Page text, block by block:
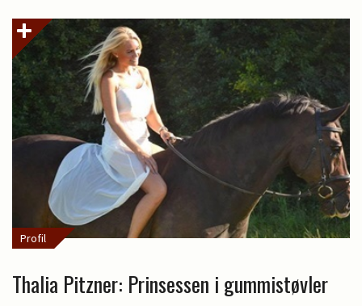
Profil
Thalia Pitzner: Prinsessen i gummistøvler